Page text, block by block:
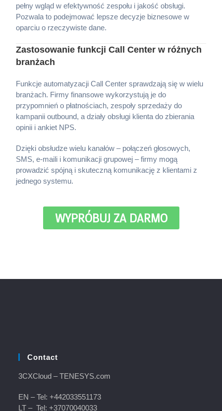
pełny wgląd w efektywność zespołu i jakość obsługi.
Pozwala to podejmować lepsze decyzje biznesowe w
oparciu o rzeczywiste dane.
Zastosowanie funkcji Call Center w różnych
branżach
Funkcje automatyzacji Call Center sprawdzają się w wielu
branżach. Firmy finansowe wykorzystują je do
przypomnień o płatnościach, zespoły sprzedaży do
kampanii outbound, a działy obsługi klienta do zbierania
opinii i ankiet NPS.
Dzięki obsłudze wielu kanałów – połączeń głosowych,
SMS, e-maili i komunikacji grupowej – firmy mogą
prowadzić spójną i skuteczną komunikację z klientami z
jednego systemu.
WYPRÓBUJ ZA DARMO
Contact
3CXCloud – TENESYS.com
EN – Tel:+442033551173
LT – Tel:+37070040033